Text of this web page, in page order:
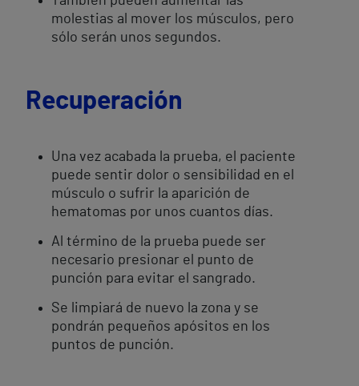
molestias al mover los músculos, pero
sólo serán unos segundos.
Recuperación
Una vez acabada la prueba, el paciente
puede sentir dolor o sensibilidad en el
músculo o sufrir la aparición de
hematomas por unos cuantos días.
Al término de la prueba puede ser
necesario presionar el punto de
punción para evitar el sangrado.
Se limpiará de nuevo la zona y se
pondrán pequeños apósitos en los
puntos de punción.